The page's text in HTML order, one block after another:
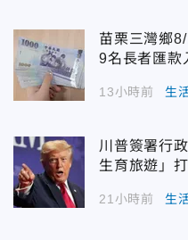
苗栗三灣鄉
9名長者匯款
13小時前 生
川普簽署行
生育旅遊」
21小時前 生